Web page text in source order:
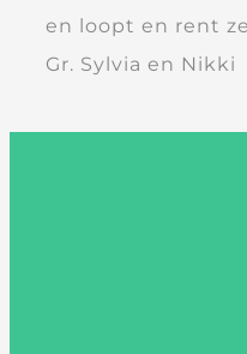
en loopt en rent
Gr. Sylvia en Nikki